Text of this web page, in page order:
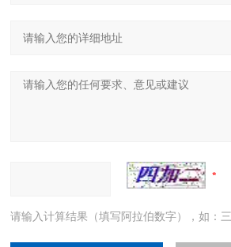
请输入计算结果（填写阿拉伯数字），如：